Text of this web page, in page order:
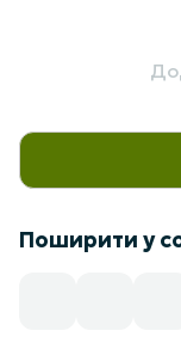
Поширити у